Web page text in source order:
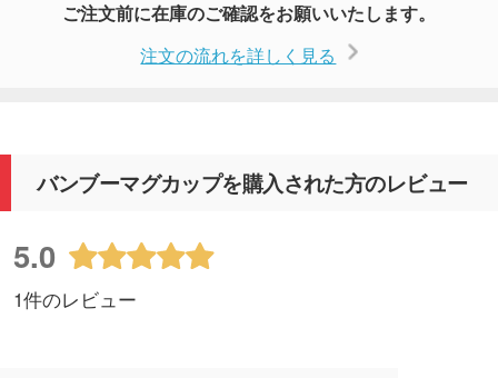
ご注文前に在庫のご確認をお願いいたします。
注文の流れを詳しく見る
バンブーマグカップを購入された方のレビュー
5.0
1件のレビュー